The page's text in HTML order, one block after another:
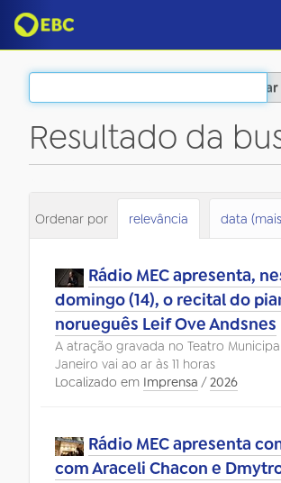
Resultado da
Ordenar por relevância data
Rádio MEC apresenta,
domingo (14), o recital do
norueguês Leif Ove Andsnes
A atração gravada no Teatro
Janeiro vai ao ar às 11 horas
Localizado em Imprensa /2026
Rádio MEC apresenta
com Araceli Chacon e